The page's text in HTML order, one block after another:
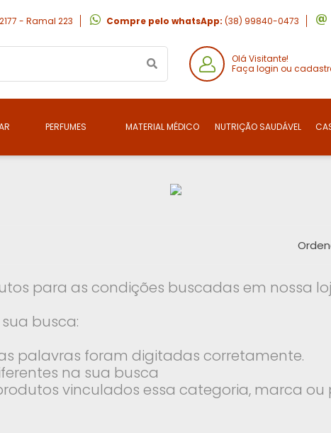
- Ramal 223 Compre pelo whatsApp: (38) 99840-0473
Olá Visitante!
Faça login ou
PERFUMES MATERIAL MÉDICO NUTRIÇÃO SAUDÁVEL
para as condições buscadas em nossa
busca:
palavras foram digitadas corretamente.
na sua busca
vinculados essa categoria, marca ou